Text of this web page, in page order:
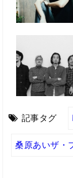
記事タグ
桑原あいザ・